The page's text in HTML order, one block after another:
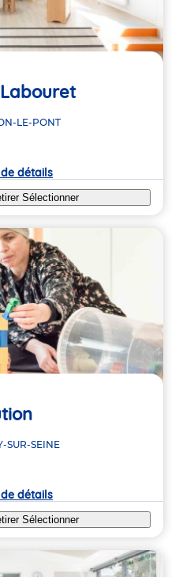
LE-PONT
détails
Sélectionner
SUR-SEINE
détails
Sélectionner